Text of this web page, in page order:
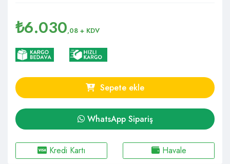
₺6.030,08 + KDV
Sepete ekle
WhatsApp Sipariş
Kredi Kartı Havale